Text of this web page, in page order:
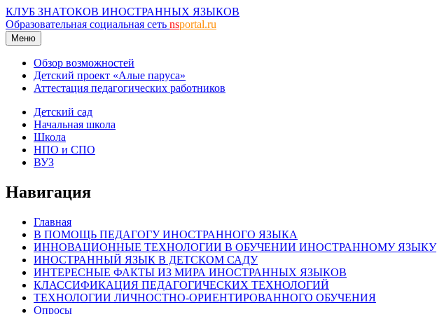
КЛУБ ЗНАТОКОВ ИНОСТРАННЫХ ЯЗЫКОВ
Образовательная социальная сеть nsportal.ru
Меню
Обзор возможностей
Детский проект «Алые паруса»
Аттестация педагогических работников
Детский сад
Начальная школа
Школа
НПО и СПО
ВУЗ
Навигация
Главная
В ПОМОЩЬ ПЕДАГОГУ ИНОСТРАННОГО ЯЗЫКА
ИННОВАЦИОННЫЕ ТЕХНОЛОГИИ В ОБУЧЕНИИ ИНОСТРАННОМУ ЯЗЫКУ
ИНОСТРАННЫЙ ЯЗЫК В ДЕТСКОМ САДУ
ИНТЕРЕСНЫЕ ФАКТЫ ИЗ МИРА ИНОСТРАННЫХ ЯЗЫКОВ
КЛАССИФИКАЦИЯ ПЕДАГОГИЧЕСКИХ ТЕХНОЛОГИЙ
ТЕХНОЛОГИИ ЛИЧНОСТНО-ОРИЕНТИРОВАННОГО ОБУЧЕНИЯ
Опросы